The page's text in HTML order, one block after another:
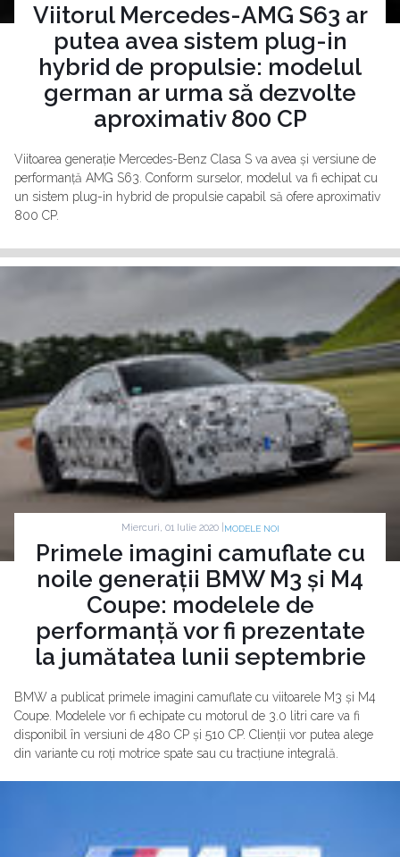
Viitorul Mercedes-AMG S63 ar
putea avea sistem plug-in
hybrid de propulsie: modelul
german ar urma să dezvolte
aproximativ 800 CP
Viitoarea generație Mercedes-Benz Clasa S va avea și versiune de
performanță AMG S63. Conform surselor, modelul va fi echipat cu
un sistem plug-in hybrid de propulsie capabil să ofere aproximativ
800 CP.
Miercuri, 01 Iulie 2020 | MODELE NOI
Primele imagini camuflate cu
noile generații BMW M3 și M4
Coupe: modelele de
performanță vor fi prezentate
la jumătatea lunii septembrie
BMW a publicat primele imagini camuflate cu viitoarele M3 și M4
Coupe. Modelele vor fi echipate cu motorul de 3.0 litri care va fi
disponibil în versiuni de 480 CP și 510 CP. Clienții vor putea alege
din variante cu roți motrice spate sau cu tracțiune integrală.